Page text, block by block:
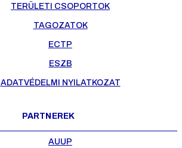
TERÜLETI CSOPORTOK
TAGOZATOK
ECTP
ESZB
ADATVÉDELMI NYILATKOZAT
PARTNEREK
AUUP